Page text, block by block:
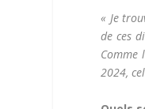
« Je
de ces
Comme
2024,